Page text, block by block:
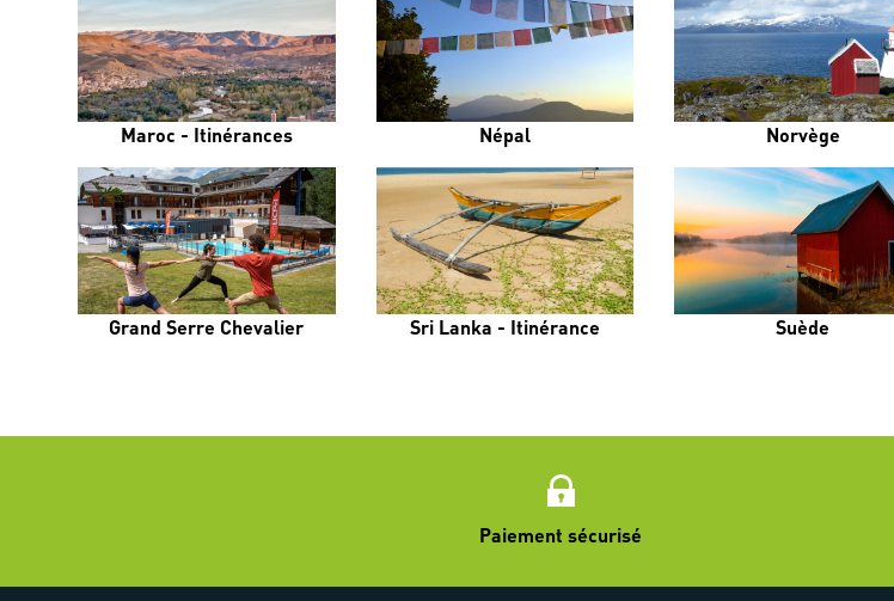
Maroc - Itinérances Népal Norvège
Grand Serre Chevalier Sri Lanka - Itinérance Suède
Paiement sécurisé